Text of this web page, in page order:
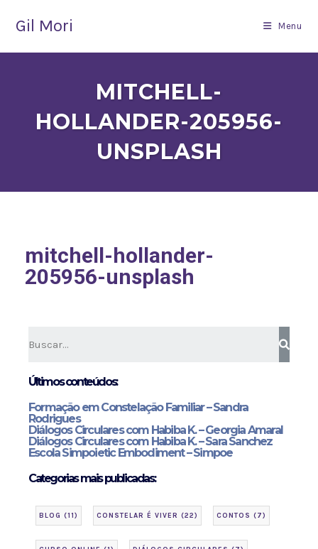
Gil Mori Menu
MITCHELL-
HOLLANDER-205956-
UNSPLASH
mitchell-hollander-
205956-unsplash
Últimos conteúdos:
Formação em Constelação Familiar – Sandra
Rodrigues
Diálogos Circulares com Habiba K. – Georgia Amaral
Diálogos Circulares com Habiba K. – Sara Sanchez
Escola Simpoietic Embodiment – Simpoe
Categorias mais publicadas:
BLOG (11) CONSTELAR É VIVER (22) CONTOS (7)